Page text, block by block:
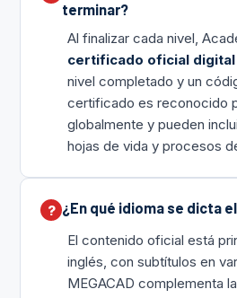
terminar?
Al finalizar cada nivel,
certificado oficial digital
nivel completado y un
certificado es reconocido
globalmente y pueden
hojas de vida y procesos
¿En qué idioma se dicta
El contenido oficial está
inglés, con subtítulos en
MEGACAD complementa